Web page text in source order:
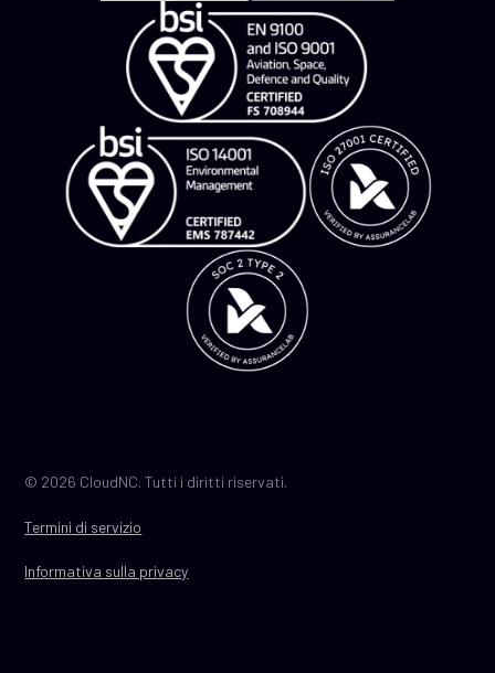
Termini di servizio
Informativa sulla privacy
© 2026 CloudNC. Tutti i diritti riservati.